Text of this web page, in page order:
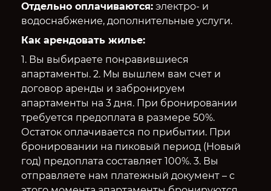
Отдельно оплачиваются:электро- и
водоснабжение, дополнительные услуги.
Как арендовать жилье:
1. Вы выбираете понравившиеся
апартаменты. 2. Мы вышлем вам счет и
договор аренды и забронируем
апартаменты на 3 дня. При бронировании
требуется предоплата в размере 50%.
Остаток оплачивается по прибытии. При
бронировании на пиковый период (Новый
год) предоплата составляет 100%. 3. Вы
отправляете нам платежный документ – с